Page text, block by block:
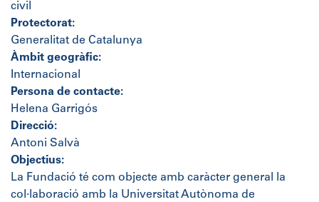
civil
Protectorat:
Generalitat de Catalunya
Àmbit geogràfic:
Internacional
Persona de contacte:
Helena Garrigós
Direcció:
Antoni Salvà
Objectius:
La Fundació té com objecte amb caràcter general la
col·laboració amb la Universitat Autònoma de